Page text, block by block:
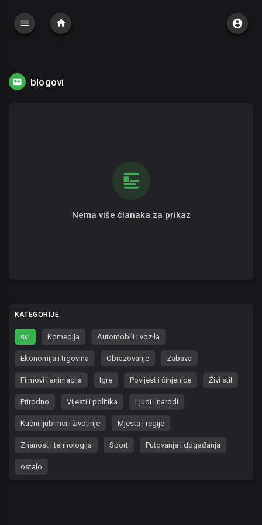
blogovi
Nema više članaka za prikaz
KATEGORIJE
svi Komedija Automobili i vozila
Ekonomija i trgovina Obrazovanje Zabava
Filmovi i animacija Igre Povijest i činjenice Živi stil
Prirodno Vijesti i politika Ljudi i narodi
Kućni ljubimci i životinje Mjesta i regije
Znanost i tehnologija Sport Putovanja i događanja
ostalo